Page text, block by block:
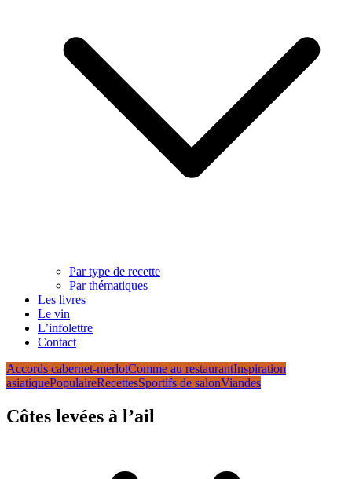
Par type de recette
Par thématiques
Les livres
Le vin
L’infolettre
Contact
Accords cabernet-merlotComme au restaurantInspiration
asiatiquePopulaireRecettesSportifs de salonViandes
Côtes levées à l’ail